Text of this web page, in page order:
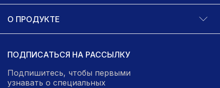
О ПРОДУКТЕ
ПОДПИСАТЬСЯ НА РАССЫЛКУ
Подпишитесь, чтобы первыми
узнавать о специальных